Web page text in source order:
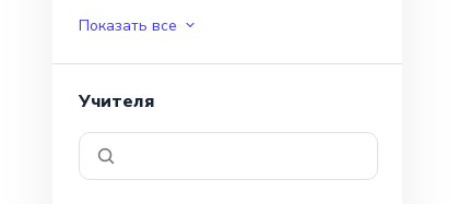
Показать все
Учителя